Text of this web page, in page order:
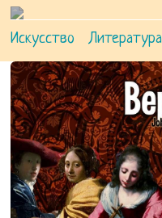
Искусство Литература